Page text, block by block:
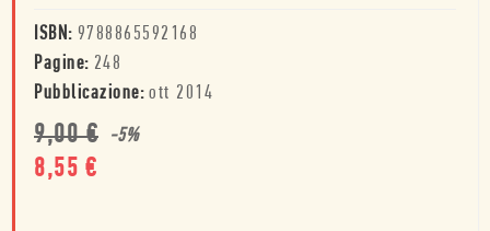
ISBN: 9788865592168
Pagine: 248
Pubblicazione: ott 2014
9,00€ -5%
8,55 €